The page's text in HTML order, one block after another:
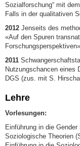
Sozialforschung“ mit
Falls in der qualitativen
2012 Jenseits des
«Auf den Spuren
2011
Nutzungschancen eines
DGS (zus. mit S.
Lehre
Vorlesungen:
Einführung in die
Soziologische Theorien